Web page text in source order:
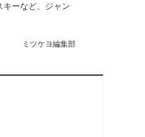
ーなど、ジャン
ミツケヨ編集部